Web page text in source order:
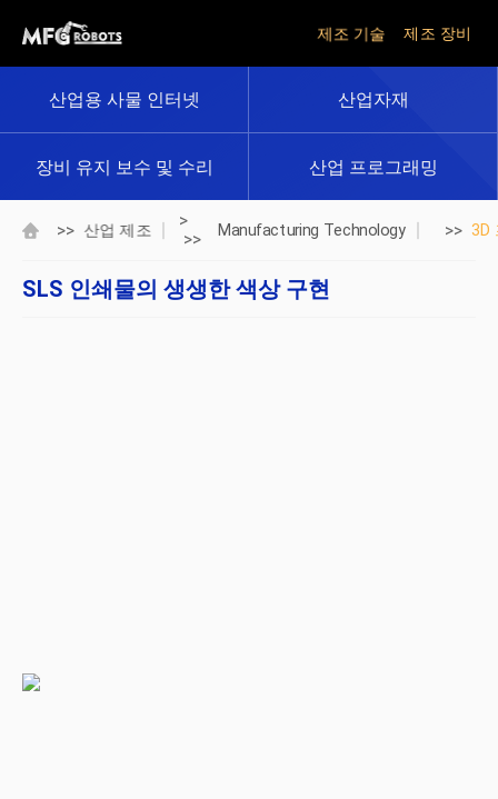
제조 기술 제조 장비
산업용 사물 인터넷 산업자재
장비 유지 보수 및 수리 산업 프로그래밍
>> 산업 제조
>
>>
Manufacturing Technology >> 3D
SLS 인쇄물의 생생한 색상 구현